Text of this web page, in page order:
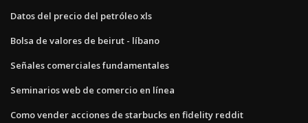
Datos del precio del petróleo xls
Bolsa de valores de beirut - líbano
Señales comerciales fundamentales
Seminarios web de comercio en línea
Como vender acciones de starbucks en fidelity reddit